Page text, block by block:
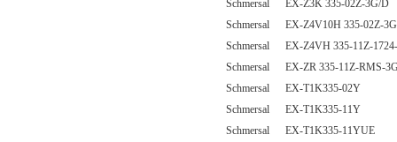
Schmersal EX-Z3K 335-02Z-3G/D
Schmersal EX-Z4V10H 335-02Z-
Schmersal EX-Z4VH 335-11Z-
Schmersal EX-ZR 335-11Z-RMS-
Schmersal EX-T1K335-02Y
Schmersal EX-T1K335-11Y
Schmersal EX-T1K335-11YUE